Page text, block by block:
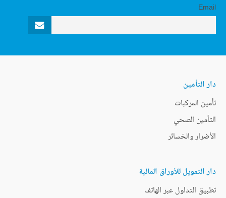
Email
دار التأمين
تأمين المركبات
التأمين الصحي
الأضرار والخسائر
دار التمويل للأوراق المالية
تطبيق التداول عبر الهاتف